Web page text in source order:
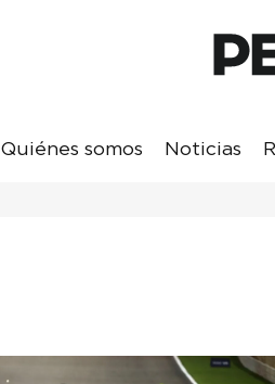
Quiénes somos Noticias